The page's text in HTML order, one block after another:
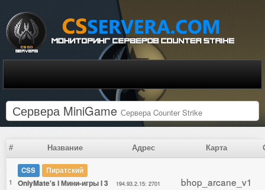
Сервера MiniGame Сервера Counter Strike
# Название Адрес Карта
1
CSS Пиратский
OnlyMate's l Мини-игры l 3
194.93.2.15: 2701 bhop_arcane_v1